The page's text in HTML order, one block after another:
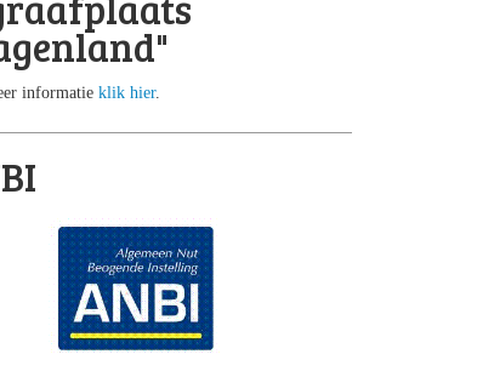
informatie klik hier.